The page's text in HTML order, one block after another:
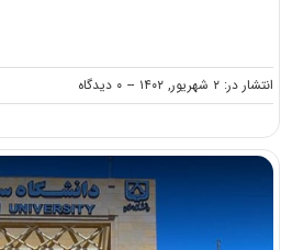
انتشار در: ۲ شهریور, ۱۴۰۲ -- ۰ دیدگاه
on
کاهش
درصدی بیکاری
فارغ
التحصیل
آموزش